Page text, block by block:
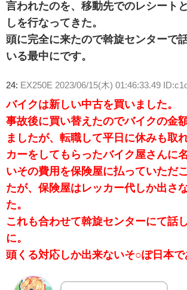
言われたのを、移動先でのレシート
しを行なってきた。
頭に完全に来たので斡旋センターで
いる最中にです。
24: EX250E 2023/06/15(木) 01:46:33.49
バイクは新しい中古を買いました。
事故後に買い替えたのでバイクの金
ましたが、転職して平日に休みも取
カーをしてもらったバイク屋さんに
いその費用を保険屋に払っていただ
たが、保険屋はレッカー代しか出さ
た。
これも合わせて斡旋センターにて話
に。
頭くる対応しか出来ないそ○ぽ日本で